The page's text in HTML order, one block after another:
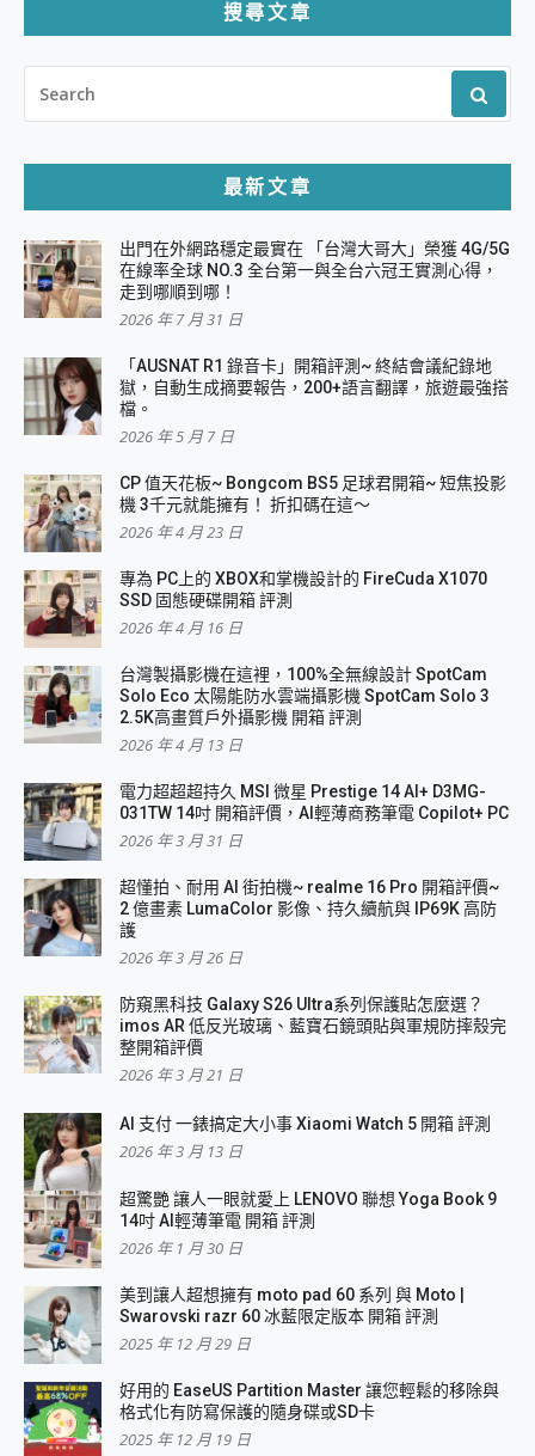
搜尋文章
FOR:
最新文章
出門在外網路穩定最實在 「台灣大哥大」榮獲 4G/5G
在線率全球 NO.3 全台第一與全台六冠王實測心得，
走到哪順到哪！
2026 年 7 月 31 日
「AUSNAT R1 錄音卡」開箱評測~ 終結會議紀錄地
獄，自動生成摘要報告，200+語言翻譯，旅遊最強搭
檔。
2026 年 5 月 7 日
CP 值天花板~ Bongcom BS5 足球君開箱~ 短焦投影
機 3千元就能擁有！ 折扣碼在這～
2026 年 4 月 23 日
專為 PC上的 XBOX和掌機設計的 FireCuda X1070
SSD 固態硬碟開箱 評測
2026 年 4 月 16 日
台灣製攝影機在這裡，100%全無線設計 SpotCam
Solo Eco 太陽能防水雲端攝影機 SpotCam Solo 3
2.5K高畫質戶外攝影機 開箱 評測
2026 年 4 月 13 日
電力超超超持久 MSI 微星 Prestige 14 AI+ D3MG-
031TW 14吋 開箱評價，AI輕薄商務筆電 Copilot+ PC
2026 年 3 月 31 日
超懂拍、耐用 AI 街拍機~ realme 16 Pro 開箱評價~
2 億畫素 LumaColor 影像、持久續航與 IP69K 高防
護
2026 年 3 月 26 日
防窺黑科技 Galaxy S26 Ultra系列保護貼怎麼選？
imos AR 低反光玻璃、藍寶石鏡頭貼與軍規防摔殼完
整開箱評價
2026 年 3 月 21 日
AI 支付 一錶搞定大小事 Xiaomi Watch 5 開箱 評測
2026 年 3 月 13 日
超驚艷 讓人一眼就愛上 LENOVO 聯想 Yoga Book 9
14吋 AI輕薄筆電 開箱 評測
2026 年 1 月 30 日
美到讓人超想擁有 moto pad 60 系列 與 Moto |
Swarovski razr 60 冰藍限定版本 開箱 評測
2025 年 12 月 29 日
好用的 EaseUS Partition Master 讓您輕鬆的移除與
格式化有防寫保護的隨身碟或SD卡
2025 年 12 月 19 日